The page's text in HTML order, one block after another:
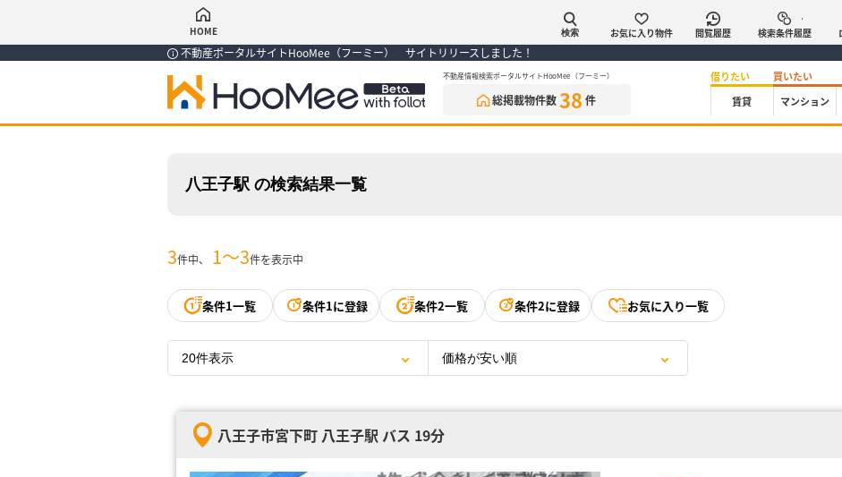
HOME 検索 お気に入り物件 閲覧履歴 検索条件履歴
不動産ポータルサイトHooMee（フーミー） サイトリリースしました！
不動産情報検索ポータルサイトHooMee（フーミー）
総掲載物件数38 件
借りたい
賃貸
買いたい
マンション
八王子駅 の検索結果一覧
3件中、 1〜3件を表示中
条件1一覧 条件1に登録 条件2一覧 条件2に登録 お気に入り一覧
八王子市宮下町 八王子駅 バス 19分